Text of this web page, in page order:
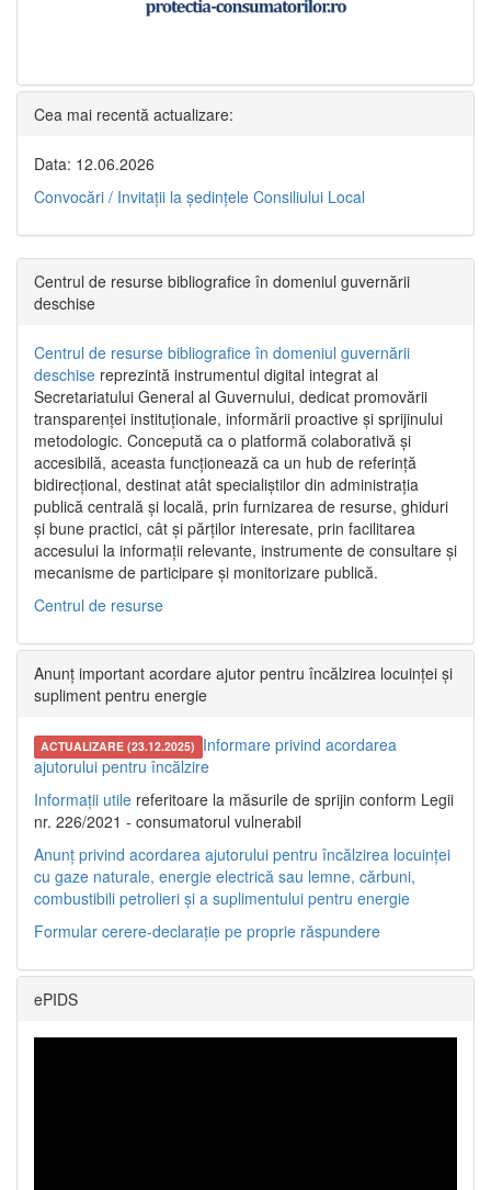
Cea mai recentă actualizare:
Data: 12.06.2026
Convocări / Invitaţii la şedinţele Consiliului Local
Centrul de resurse bibliografice în domeniul guvernării
deschise
Centrul de resurse bibliografice în domeniul guvernării
deschise reprezintă instrumentul digital integrat al
Secretariatului General al Guvernului, dedicat promovării
transparenței instituționale, informării proactive și sprijinului
metodologic. Concepută ca o platformă colaborativă și
accesibilă, aceasta funcționează ca un hub de referință
bidirecțional, destinat atât specialiștilor din administrația
publică centrală și locală, prin furnizarea de resurse, ghiduri
și bune practici, cât și părților interesate, prin facilitarea
accesului la informații relevante, instrumente de consultare și
mecanisme de participare și monitorizare publică.
Centrul de resurse
Anunț important acordare ajutor pentru încălzirea locuinței și
supliment pentru energie
ACTUALIZARE (23.12.2025) Informare privind acordarea
ajutorului pentru încălzire
Informații utile referitoare la măsurile de sprijin conform Legii
nr. 226/2021 - consumatorul vulnerabil
Anunț privind acordarea ajutorului pentru încălzirea locuinței
cu gaze naturale, energie electrică sau lemne, cărbuni,
combustibili petrolieri și a suplimentului pentru energie
Formular cerere-declarație pe proprie răspundere
ePIDS